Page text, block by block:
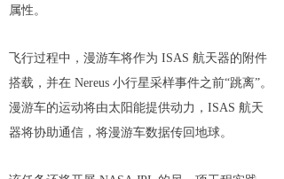
属性。
飞行过程中，漫游车将作为 ISAS 航天器的附件
搭载，并在 Nereus 小行星采样事件之前“跳离”。
漫游车的运动将由太阳能提供动力，ISAS 航天
器将协助通信，将漫游车数据传回地球。